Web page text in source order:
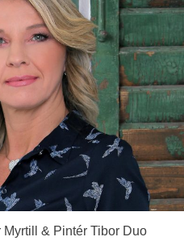
& Pintér Tibor Duo